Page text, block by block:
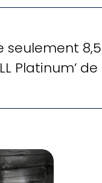
Platinum’